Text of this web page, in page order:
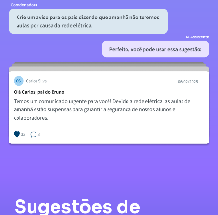
Sugestões de